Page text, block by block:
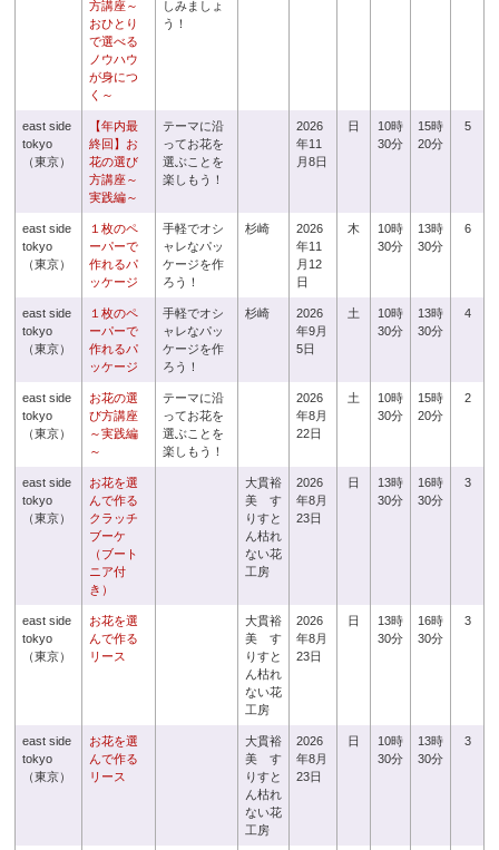
方講座～
おひとり
で選べる
ノウハウ
が身につ
く～
しみましょ
う！
east side
tokyo
（東京）
【年内最
終回】お
花の選び
方講座～
実践編～
テーマに沿
ってお花を
選ぶことを
楽しもう！
2026
年11
月8日
日
10時
30分
15時
20分
5
east side
tokyo
（東京）
１枚のペ
ーパーで
作れるパ
ッケージ
手軽でオシ
ャレなパッ
ケージを作
ろう！
杉崎
2026
年11
月12
日
木
10時
30分
13時
30分
6
east side
tokyo
（東京）
１枚のペ
ーパーで
作れるパ
ッケージ
手軽でオシ
ャレなパッ
ケージを作
ろう！
杉崎
2026
年9月
5日
土
10時
30分
13時
30分
4
east side
tokyo
（東京）
お花の選
び方講座
～実践編
～
テーマに沿
ってお花を
選ぶことを
楽しもう！
2026
年8月
22日
土
10時
30分
15時
20分
2
east side
tokyo
（東京）
お花を選
んで作る
クラッチ
ブーケ
（ブート
ニア付
き）
大貫裕
美 す
りすと
ん枯れ
ない花
工房
2026
年8月
23日
日
13時
30分
16時
30分
3
east side
tokyo
（東京）
お花を選
んで作る
リース
大貫裕
美 す
りすと
ん枯れ
ない花
工房
2026
年8月
23日
日
13時
30分
16時
30分
3
east side
tokyo
（東京）
お花を選
んで作る
リース
大貫裕
美 す
りすと
ん枯れ
ない花
工房
2026
年8月
23日
日
10時
30分
13時
30分
3